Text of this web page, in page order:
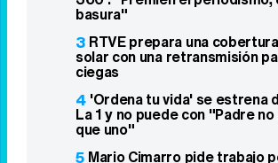
Lo más visto
1RTVE confirma el salto de
a 'Mañaneros 360' y el nuevo
Gonzalo Miró